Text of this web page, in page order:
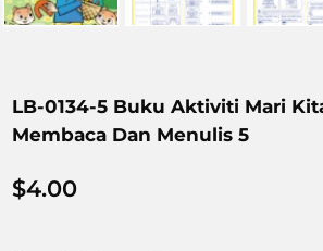
LB-0134-5 Buku Aktiviti Mari
Membaca Dan Menulis 5
$4.00